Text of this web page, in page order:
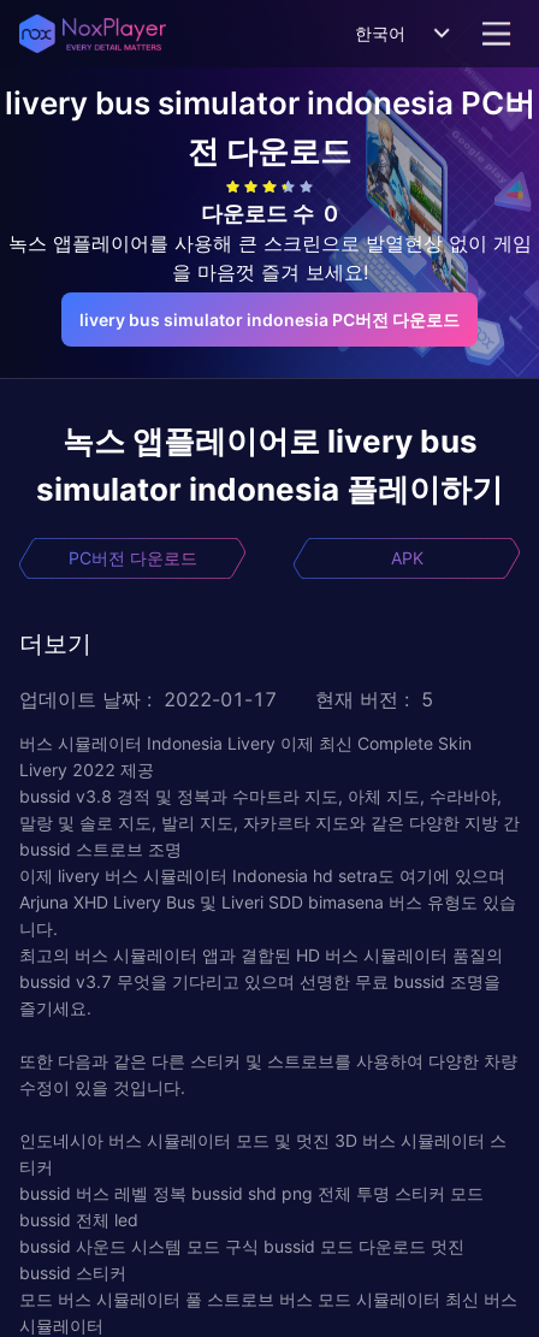
한국어
livery bus simulator indonesia PC버
전 다운로드
다운로드 수 0
녹스 앱플레이어를 사용해 큰 스크린으로 발열현상 없이 게임
을 마음껏 즐겨 보세요!
livery bus simulator indonesia PC버전 다운로드
녹스 앱플레이어로 livery bus
simulator indonesia 플레이하기
PC버전 다운로드 APK
더보기
업데이트 날짜 : 2022-01-17 현재 버전 : 5
버스 시뮬레이터 Indonesia Livery 이제 최신 Complete Skin
Livery 2022 제공
bussid v3.8 경적 및 정복과 수마트라 지도, 아체 지도, 수라바야,
말랑 및 솔로 지도, 발리 지도, 자카르타 지도와 같은 다양한 지방 간
bussid 스트로브 조명
이제 livery 버스 시뮬레이터 Indonesia hd setra도 여기에 있으며
Arjuna XHD Livery Bus 및 Liveri SDD bimasena 버스 유형도 있습
니다.
최고의 버스 시뮬레이터 앱과 결합된 HD 버스 시뮬레이터 품질의
bussid v3.7 무엇을 기다리고 있으며 선명한 무료 bussid 조명을
즐기세요.
또한 다음과 같은 다른 스티커 및 스트로브를 사용하여 다양한 차량
수정이 있을 것입니다.
인도네시아 버스 시뮬레이터 모드 및 멋진 3D 버스 시뮬레이터 스
티커
bussid 버스 레벨 정복 bussid shd png 전체 투명 스티커 모드
bussid 전체 led
bussid 사운드 시스템 모드 구식 bussid 모드 다운로드 멋진
bussid 스티커
모드 버스 시뮬레이터 풀 스트로브 버스 모드 시뮬레이터 최신 버스
시뮬레이터